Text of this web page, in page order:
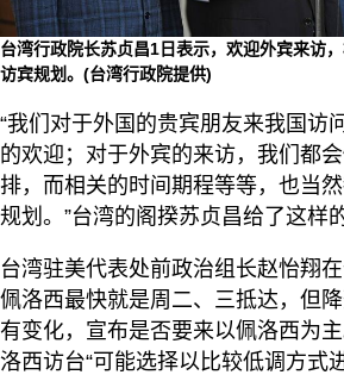
台湾行政院长苏贞昌1日表示，欢迎外宾来访
访宾规划。(台湾行政院提供)
“我们对于外国的贵宾朋友来我国访
的欢迎；对于外宾的来访，我们都
排，而相关的时间期程等等，也当
规划。”台湾的阁揆苏贞昌给了这样
台湾驻美代表处前政治组长赵怡翔在
佩洛西最快就是周二、三抵达，但
有变化，宣布是否要来以佩洛西为
洛西访台“可能选择以比较低调方式